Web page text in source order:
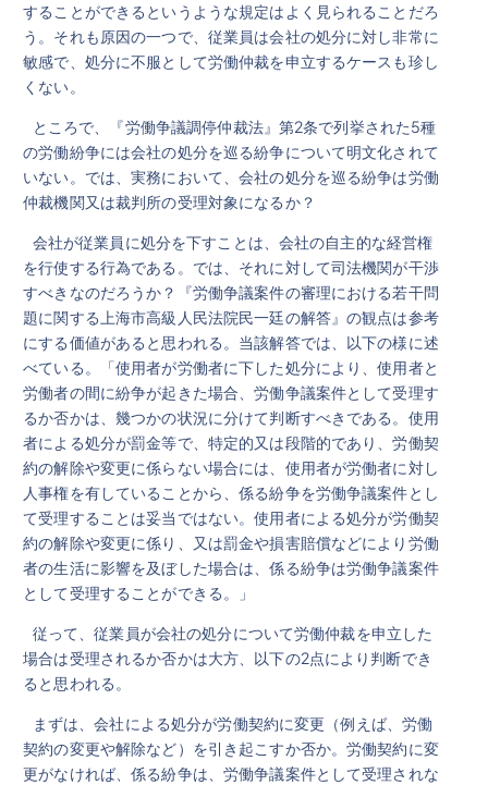
することができるというような規定はよく見られることだろ
う。それも原因の一つで、従業員は会社の処分に対し非常に
敏感で、処分に不服として労働仲裁を申立するケースも珍し
くない。
ところで、『労働争議調停仲裁法』第2条で列挙された5種
の労働紛争には会社の処分を巡る紛争について明文化されて
いない。では、実務において、会社の処分を巡る紛争は労働
仲裁機関又は裁判所の受理対象になるか？
会社が従業員に処分を下すことは、会社の自主的な経営権
を行使する行為である。では、それに対して司法機関が干渉
すべきなのだろうか？『労働争議案件の審理における若干問
題に関する上海市高級人民法院民一廷の解答』の観点は参考
にする価値があると思われる。当該解答では、以下の様に述
べている。「使用者が労働者に下した処分により、使用者と
労働者の間に紛争が起きた場合、労働争議案件として受理す
るか否かは、幾つかの状況に分けて判断すべきである。使用
者による処分が罰金等で、特定的又は段階的であり、労働契
約の解除や変更に係らない場合には、使用者が労働者に対し
人事権を有していることから、係る紛争を労働争議案件とし
て受理することは妥当ではない。使用者による処分が労働契
約の解除や変更に係り、又は罰金や損害賠償などにより労働
者の生活に影響を及ぼした場合は、係る紛争は労働争議案件
として受理することができる。」
従って、従業員が会社の処分について労働仲裁を申立した
場合は受理されるか否かは大方、以下の2点により判断でき
ると思われる。
まずは、会社による処分が労働契約に変更（例えば、労働
契約の変更や解除など）を引き起こすか否か。労働契約に変
更がなければ、係る紛争は、労働争議案件として受理されな